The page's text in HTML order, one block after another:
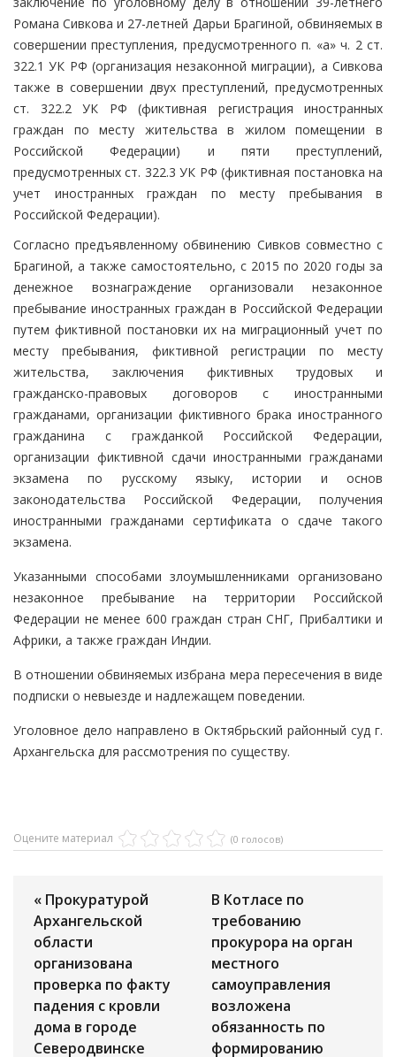
Романа Сивкова и 27-летней Дарьи Брагиной, обвиняемых в
совершении преступления, предусмотренного п. «а» ч. 2 ст.
322.1 УК РФ (организация незаконной миграции), а Сивкова
также в совершении двух преступлений, предусмотренных
ст. 322.2 УК РФ (фиктивная регистрация иностранных
граждан по месту жительства в жилом помещении в
Российской Федерации) и пяти преступлений,
предусмотренных ст. 322.3 УК РФ (фиктивная постановка на
учет иностранных граждан по месту пребывания в
Российской Федерации).
Согласно предъявленному обвинению Сивков совместно с
Брагиной, а также самостоятельно, с 2015 по 2020 годы за
денежное вознаграждение организовали незаконное
пребывание иностранных граждан в Российской Федерации
путем фиктивной постановки их на миграционный учет по
месту пребывания, фиктивной регистрации по месту
жительства, заключения фиктивных трудовых и
гражданско-правовых договоров с иностранными
гражданами, организации фиктивного брака иностранного
гражданина с гражданкой Российской Федерации,
организации фиктивной сдачи иностранными гражданами
экзамена по русскому языку, истории и основ
законодательства Российской Федерации, получения
иностранными гражданами сертификата о сдаче такого
экзамена.
Указанными способами злоумышленниками организовано
незаконное пребывание на территории Российской
Федерации не менее 600 граждан стран СНГ, Прибалтики и
Африки, а также граждан Индии.
В отношении обвиняемых избрана мера пересечения в виде
подписки о невыезде и надлежащем поведении.
Уголовное дело направлено в Октябрьский районный суд г.
Архангельска для рассмотрения по существу.
Оцените материал (0 голосов)
« Прокуратурой
Архангельской
области
организована
проверка по факту
падения с кровли
дома в городе
Северодвинске
В Котласе по
требованию
прокурора на орган
местного
самоуправления
возложена
обязанность по
формированию